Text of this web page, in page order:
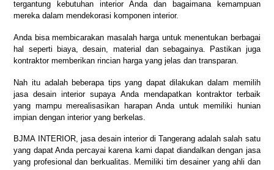
tergantung kebutuhan interior Anda dan bagaimana kemampuan
mereka dalam mendekorasi komponen interior.
Anda bisa membicarakan masalah harga untuk menentukan berbagai
hal seperti biaya, desain, material dan sebagainya. Pastikan juga
kontraktor memberikan rincian harga yang jelas dan transparan.
Nah itu adalah beberapa tips yang dapat dilakukan dalam memilih
jasa desain interior supaya Anda mendapatkan kontraktor terbaik
yang mampu merealisasikan harapan Anda untuk memiliki hunian
impian dengan interior yang berkelas.
BJMA INTERIOR, jasa desain interior di Tangerang adalah salah satu
yang dapat Anda percayai karena kami dapat diandalkan dengan jasa
yang profesional dan berkualitas. Memiliki tim desainer yang ahli dan